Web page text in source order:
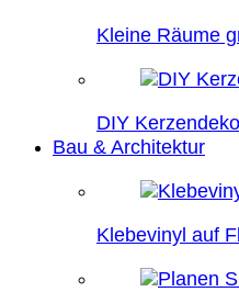
Kleine Räume
DIY
Bau & Architektur
Klebevinyl auf